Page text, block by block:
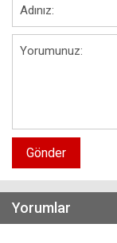
Gönder
Yorumlar